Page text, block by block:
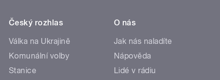
Český rozhlas
Válka na Ukrajině
Komunální volby
Stanice
O nás
Jak nás naladíte
Nápověda
Lidé v rádiu